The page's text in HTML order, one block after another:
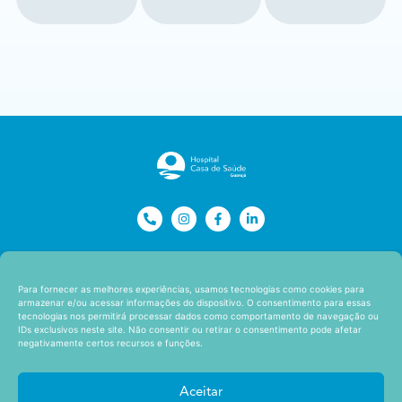
Para fornecer as melhores experiências, usamos tecnologias como cookies para
armazenar e/ou acessar informações do dispositivo. O consentimento para essas
tecnologias nos permitirá processar dados como comportamento de navegação ou
IDs exclusivos neste site. Não consentir ou retirar o consentimento pode afetar
negativamente certos recursos e funções.
Aceitar
Hospital Casa de Saúde Guarujá | Todos os